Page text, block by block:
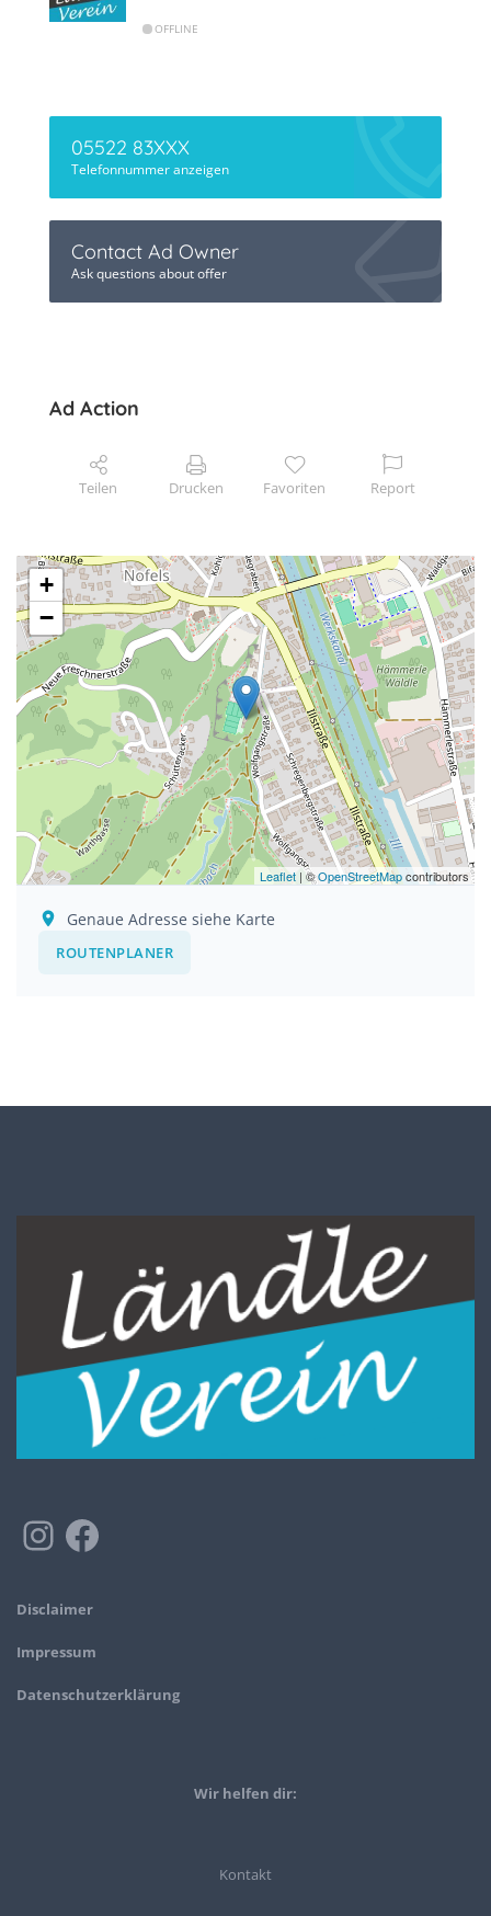
OFFLINE
05522 83XXX
Telefonnummer anzeigen
Contact Ad Owner
Ask questions about offer
Ad Action
Teilen Drucken Favoriten Report
+
−
Leaflet | ©OpenStreetMapcontributors
Genaue Adresse siehe Karte
ROUTENPLANER
Disclaimer
Impressum
Datenschutzerklärung
Wir helfen dir:
Kontakt